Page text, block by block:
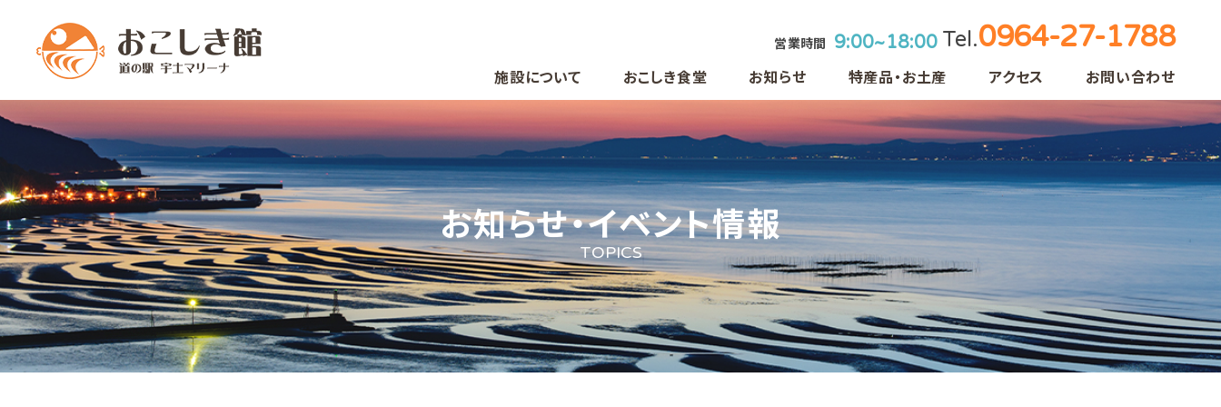
営業時間 9:00~18:00 Tel.0964-27-1788
施設について おこしき食堂 お知らせ 特産品・お土産 アクセス お問い合わせ
お知らせ・イベント情報
TOPICS